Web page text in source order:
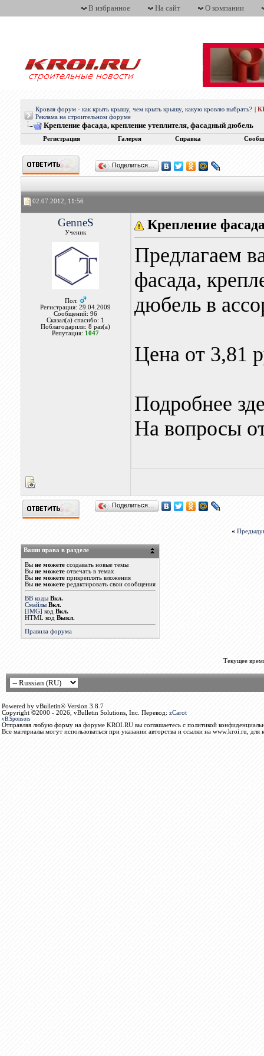
В избранное На сайт О компании
Кровля форум - как крыть крышу, чем крыть крышу, какую кровлю выбрать?
Реклама на строительном форуме
Крепление фасада, крепление утеплителя, фасадный дюбель
Регистрация Галерея Справка
Поделиться…
02.07.2012, 11:56
GenneS
Ученик
Пол:
Регистрация: 29.04.2009
Сообщений: 96
Сказал(а) спасибо: 1
Поблагодарили: 8 раз(а)
Репутация: 1047
Крепление
Предлагаем
фасада,
дюбель в
Цена от 3,81
Подробнее
На вопросы
Поделиться…
«
Ваши права в разделе
Вы не можетесоздавать новые темы
Вы не можетеотвечать в темах
Вы не можетеприкреплять вложения
Вы не можетередактировать свои сообщения
BB коды Вкл.
Смайлы Вкл.
[IMG] код Вкл.
HTML код Выкл.
Правила форума
Текущее
Powered by vBulletin® Version 3.8.7
Copyright ©2000 - 2026, vBulletin Solutions, Inc. Перевод: zCarot
vB.Sponsors
Отправляя любую форму на форуме KROI.RU вы соглашаетесь с политикой
Все материалы могут использоваться при указании авторства и ссылки на www.kroi.ru, для